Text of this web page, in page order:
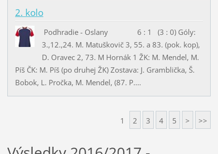
2. kolo
Podhradie - Oslany 6 : 1 (3 : 0) Góly:
3.,12.,24. M. Matuškovič 3, 55. a 83. (pok. kop),
D. Oravec 2, 73. M Hornák 1 ŽK: M. Mendel, M.
Píš ČK: M. Píš (po druhej ŽK) Zostava: J. Gramblička, Š.
Bobok, L. Pročka, M. Mendel, (87. P....
1 2 3 4 5 > >>